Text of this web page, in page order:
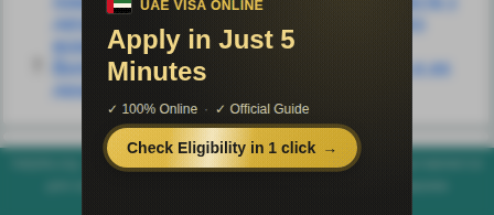
детей дошкольного и младшего школьного
возраста
Вопрос 4. Виды экономических кризисов и их
динамика
helpiks.org - Хелпикс.Орг - 2014-2026 год. Материал сайта представляется